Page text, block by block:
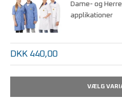
3 mm trykknap: jordingspunkt for
spiralledning.
Størrelser fra XS - 5XL.
Dame- og
applikationer
DKK 440,00
VÆLG